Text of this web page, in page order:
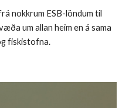
nokkrum ESB-löndum til
um allan heim en á sama
fiskistofna.